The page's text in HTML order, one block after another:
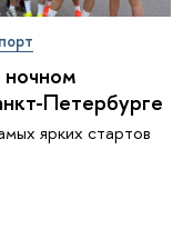
ночном
Петербурге
ярких стартов